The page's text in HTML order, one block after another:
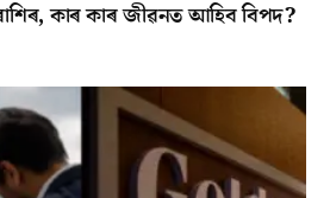
কাৰ কাৰ জীৱনত আহিব বিপদ?